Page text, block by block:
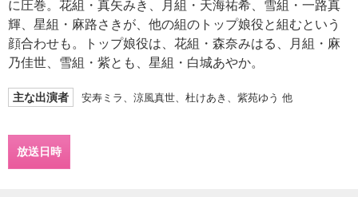
に圧巻。花組・真矢みき、月組・天海祐希、雪組・一路真
輝、星組・麻路さきが、他の組のトップ娘役と組むという
顔合わせも。トップ娘役は、花組・森奈みはる、月組・麻
乃佳世、雪組・紫とも、星組・白城あやか。
主な出演者 安寿ミラ、涼風真世、杜けあき、紫苑ゆう 他
放送日時